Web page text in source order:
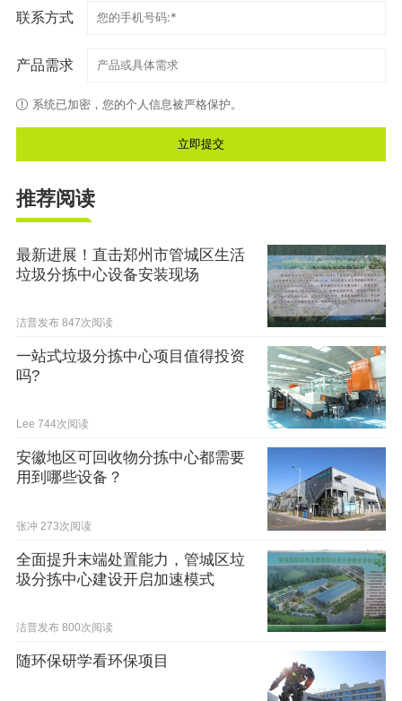
联系方式
产品需求
系统已加密，您的个人信息被严格保护。
推荐阅读
最新进展！直击郑州市管城区生活
垃圾分拣中心设备安装现场
洁普发布 847次阅读
一站式垃圾分拣中心项目值得投资
吗?
Lee 744次阅读
安徽地区可回收物分拣中心都需要
用到哪些设备？
张冲 273次阅读
全面提升末端处置能力，管城区垃
圾分拣中心建设开启加速模式
洁普发布 800次阅读
随环保研学看环保项目